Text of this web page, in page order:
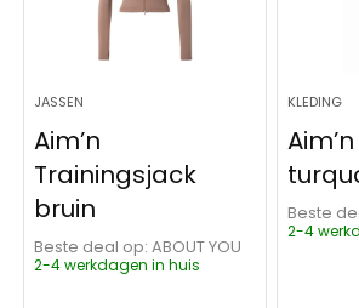
JASSEN
Aim’n
Trainingsjack
bruin
Beste deal op:
ABOUT YOU
2-4 werkdagen in huis
KLEDING
Beste
2-4